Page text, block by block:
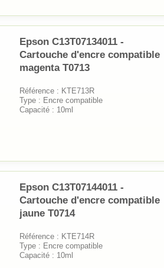
Epson C13T07134011 -
Cartouche d'encre compatible
magenta T0713
Référence : KTE713R
Type : Encre compatible
Capacité : 10ml
Epson C13T07144011 -
Cartouche d'encre compatible
jaune T0714
Référence : KTE714R
Type : Encre compatible
Capacité : 10ml